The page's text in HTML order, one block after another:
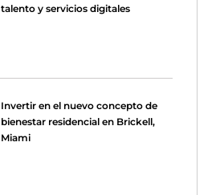
talento y servicios digitales
Invertir en el nuevo concepto de
bienestar residencial en Brickell,
Miami